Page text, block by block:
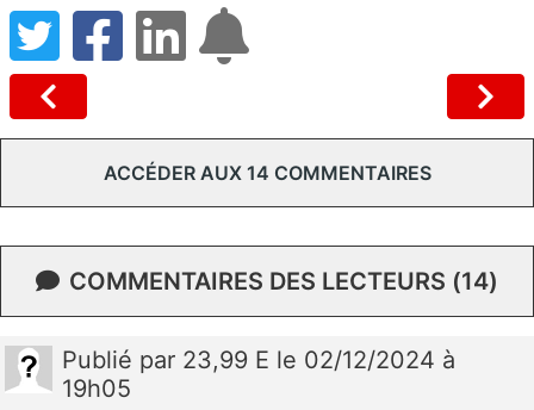
ACCÉDER AUX 14 COMMENTAIRES
COMMENTAIRES DES LECTEURS (14)
Publié par 23,99 E le 02/12/2024 à
19h05